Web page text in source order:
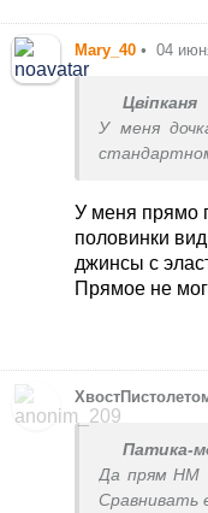
Mary_40 • 04
Цвіпканя
У меня
посадку.
У меня прямо
половинки
джинсы с
Прямое не
Патика-
Да прям НМ
Сравнивать